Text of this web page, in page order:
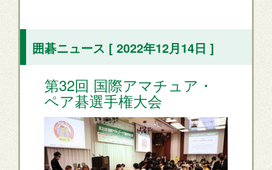
囲碁ニュース [ 2022年12月14日 ]
第32回 国際アマチュア・
ペア碁選手権大会